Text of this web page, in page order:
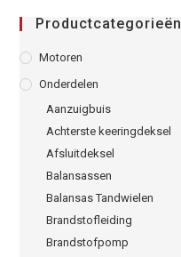
Productcategorieën
Motoren
Onderdelen
Aanzuigbuis
Achterste keeringdeksel
Afsluitdeksel
Balansassen
Balansas Tandwielen
Brandstofleiding
Brandstofpomp